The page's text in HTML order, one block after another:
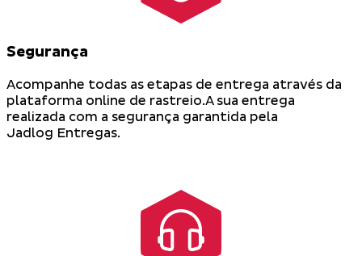
Segurança
Acompanhe todas as etapas de entrega através da
plataforma online de rastreio.A sua entrega
realizada com a segurança garantida pela
Jadlog Entregas.